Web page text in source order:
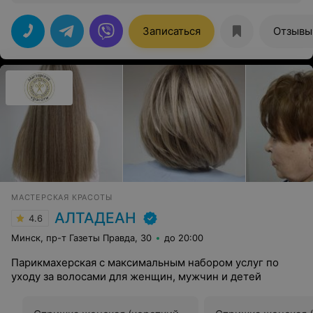
искреннюю благодарность мастеру Елене за
профессионализм, грамотную консультацию в выборе,
креативную великолепную стрижку( короткий волос),
а также за позитивное, приятное общение, очень
довольна результатом!! Рекомендую и салон и мастера
Елену!! С удовольствием приду к Вам ещё раз)
Записаться Отзывы
МАСТЕРСКАЯ КРАСОТЫ
4.6 АЛТАДЕАН
Минск, пр-т Газеты Правда, 30 до 20:00
Парикмахерская с максимальным набором услуг по
уходу за волосами для женщин, мужчин и детей